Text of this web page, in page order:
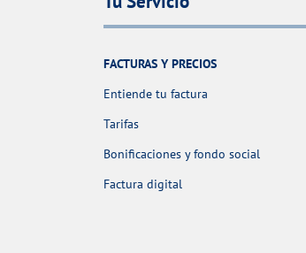
FACTURAS Y PRECIOS
Entiende tu factura
Tarifas
Bonificaciones y fondo social
Factura digital